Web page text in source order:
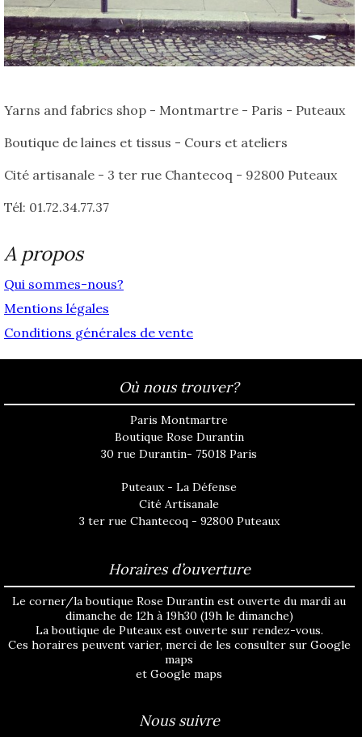
Yarns and fabrics shop - Montmartre - Paris - Puteaux
Boutique de laines et tissus - Cours et ateliers
Cité artisanale - 3 ter rue Chantecoq - 92800 Puteaux
Tél: 01.72.34.77.37
A propos
Qui sommes-nous?
Mentions légales
Conditions générales de vente
Où nous trouver?
Paris Montmartre
Boutique Rose Durantin
30 rue Durantin- 75018 Paris
Puteaux - La Défense
Cité Artisanale
3 ter rue Chantecoq - 92800 Puteaux
Horaires d’ouverture
Le corner/la boutique Rose Durantin est ouverte du mardi au
dimanche de 12h à 19h30 (19h le dimanche)
La boutique de Puteaux est ouverte sur rendez-vous.
Ces horaires peuvent varier, merci de les consulter sur Google
maps
etGoogle maps
Nous suivre